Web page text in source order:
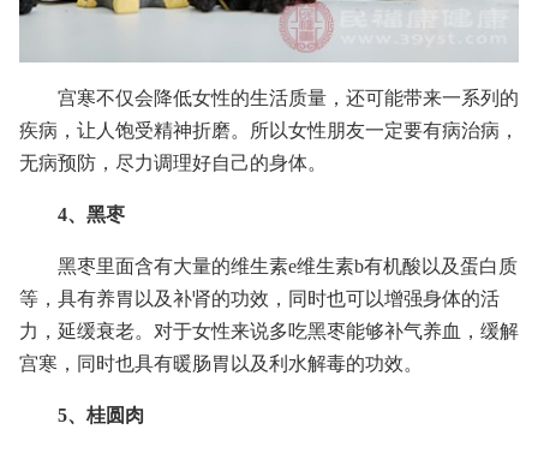
宫寒不仅会降低女性的生活质量，还可能带来一系列的
疾病，让人饱受精神折磨。所以女性朋友一定要有病治病，
无病预防，尽力调理好自己的身体。
4、黑枣
黑枣里面含有大量的维生素e维生素b有机酸以及蛋白质
等，具有养胃以及补肾的功效，同时也可以增强身体的活
力，延缓衰老。对于女性来说多吃黑枣能够补气养血，缓解
宫寒，同时也具有暖肠胃以及利水解毒的功效。
5、桂圆肉